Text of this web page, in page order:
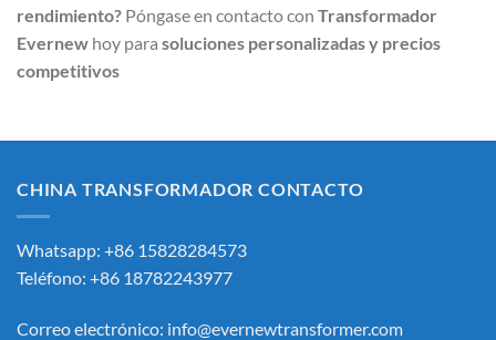
rendimiento? Póngase en contacto con Transformador
Evernew hoy para soluciones personalizadas y precios
competitivos
CHINA TRANSFORMADOR CONTACTO
Whatsapp: +86 15828284573
Teléfono: +86 18782243977
Correo electrónico: info@evernewtransformer.com